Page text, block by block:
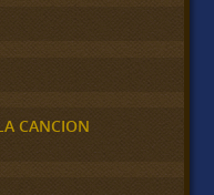
CANCION